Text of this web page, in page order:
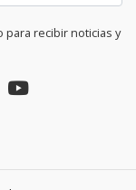
recibir noticias y